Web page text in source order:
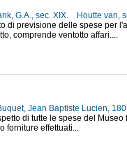
G.A., sec. XIX. Houtte van,
di previsione delle spese per
comprende ventotto affari....
Jean Baptiste Lucien,
di tutte le spese del
forniture effettuati...